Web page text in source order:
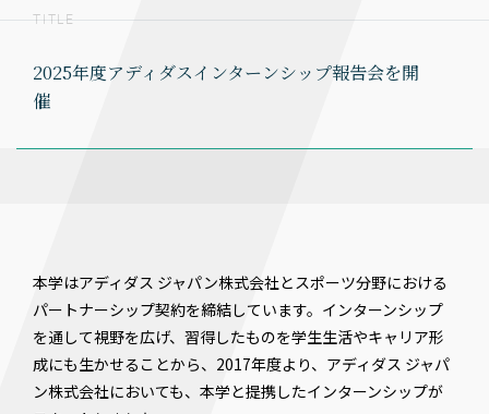
TITLE
2025年度アディダスインターンシップ報告会を開
催
本学はアディダス ジャパン株式会社とスポーツ分野における
パートナーシップ契約を締結しています。インターンシップ
を通して視野を広げ、習得したものを学生生活やキャリア形
成にも生かせることから、2017年度より、アディダス ジャパ
ン株式会社においても、本学と提携したインターンシップが